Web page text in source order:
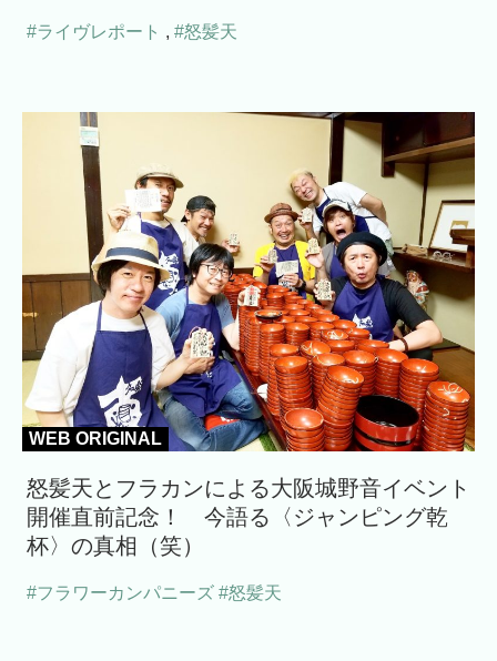
#ライヴレポート , #怒髪天
WEB ORIGINAL
怒髪天とフラカンによる大阪城野音イベント
開催直前記念！ 今語る〈ジャンピング乾
杯〉の真相（笑）
#フラワーカンパニーズ #怒髪天